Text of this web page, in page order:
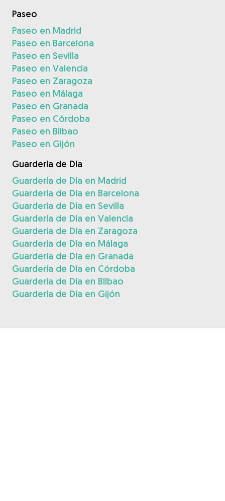
Paseo
Paseo en Madrid
Paseo en Barcelona
Paseo en Sevilla
Paseo en Valencia
Paseo en Zaragoza
Paseo en Málaga
Paseo en Granada
Paseo en Córdoba
Paseo en Bilbao
Paseo en Gijón
Guardería de Día
Guardería de Día en Madrid
Guardería de Día en Barcelona
Guardería de Día en Sevilla
Guardería de Día en Valencia
Guardería de Día en Zaragoza
Guardería de Día en Málaga
Guardería de Día en Granada
Guardería de Día en Córdoba
Guardería de Día en Bilbao
Guardería de Día en Gijón